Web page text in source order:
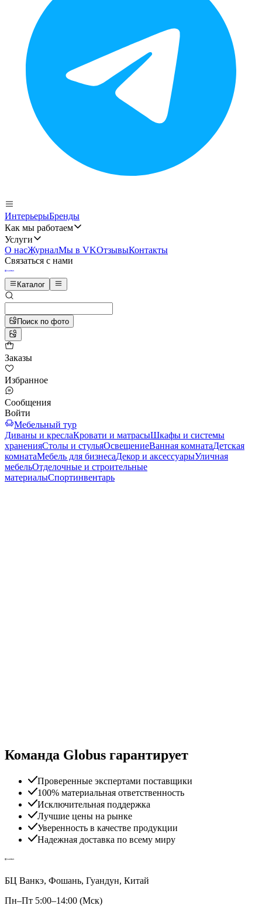
ИнтерьерыБренды
Как мы работаем
Услуги
О насЖурналМы в VKОтзывыКонтакты
Связаться с нами
Каталог
Поиск по фото
Заказы
Избранное
Сообщения
Войти
Мебельный тур
Диваны и креслаКровати и матрасыШкафы и системы
храненияСтолы и стульяОсвещениеВанная комнатаДетская
комнатаМебель для бизнесаДекор и аксессуарыУличная
мебельОтделочные и строительные
материалыСпортинвентарь
Команда Globus гарантирует
Проверенные экспертами поставщики
100% материальная ответственность
Исключительная поддержка
Лучшие цены на рынке
Уверенность в качестве продукции
Надежная доставка по всему миру
БЦ Ванкэ, Фошань, Гуандун, Китай
Пн–Пт 5:00–14:00 (Мск)